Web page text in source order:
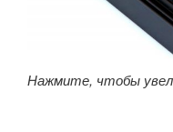
Нажмите, чтобы